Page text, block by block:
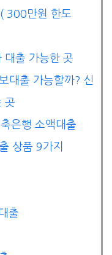
300만원 한도
대출 가능한 곳
대출 가능할까? 신
곳
은행 소액대출
상품 9가지
출